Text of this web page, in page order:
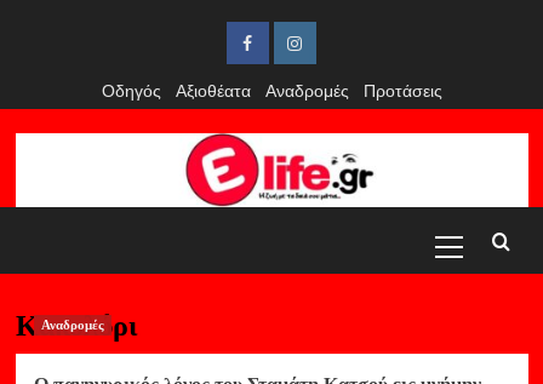
FacebookInstagram
Οδηγός
Αξιοθέατα Αναδρομές Προτάσεις
Menu
Κακολύρι
Αναδρομές